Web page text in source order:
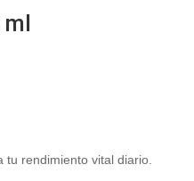
ml
rendimiento vital diario.